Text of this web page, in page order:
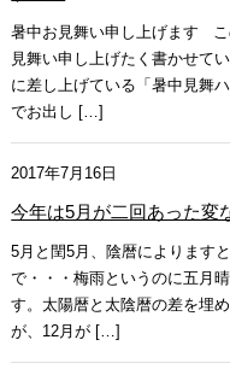
暑中お見舞い申し上げます
見舞い申し上げたく書かせて
に差し上げている「暑中見舞
でお出し […]
2017年7月16日
今年は5月が二回あった変
5月と閏5月、陰暦によります
で・・・梅雨というのに五月
す。太陽暦と太陰暦の差を埋
が、12月が […]